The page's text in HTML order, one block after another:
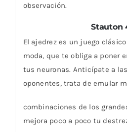
observación.
Stauton
El ajedrez es un juego
moda, que te obliga a poner
tus neuronas. Anticípate a
oponentes, trata de emular
combinaciones de los
mejora poco a poco tu